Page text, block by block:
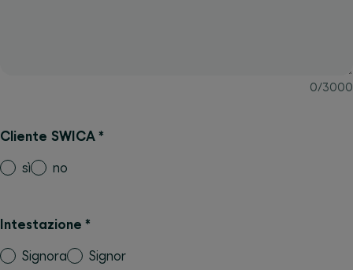
0/3000
Cliente SWICA *
sì no
Intestazione *
Signora Signor